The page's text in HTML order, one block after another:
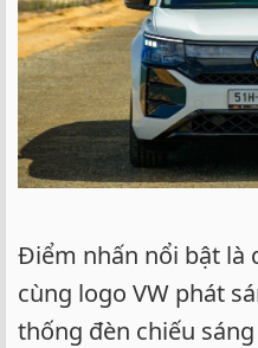
Điểm nhấn nổi bật là
cùng logo VW phát
thống đèn chiếu